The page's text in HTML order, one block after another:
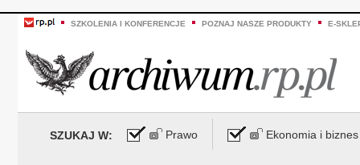
SZKOLENIA I KONFERENCJE POZNAJ NASZE PRODUKTY E-
SZUKAJ W: Prawo Ekonomia i biznes